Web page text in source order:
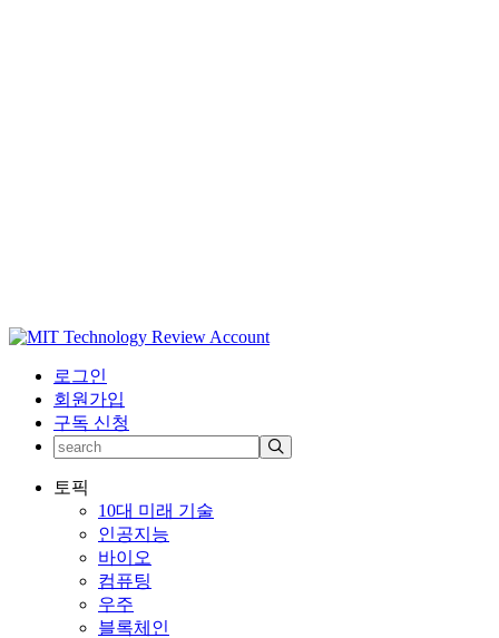
로그인
회원가입
구독 신청
토픽
10대 미래 기술
인공지능
바이오
컴퓨팅
우주
블록체인